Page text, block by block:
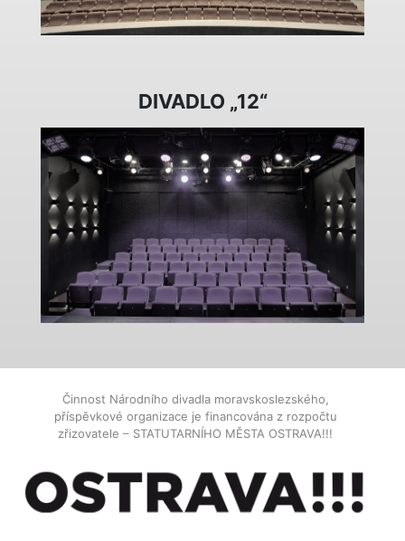
DIVADLO „12“
Činnost Národního divadla moravskoslezského,
příspěvkové organizace je financována z rozpočtu
zřizovatele – STATUTARNÍHO MĚSTA OSTRAVA!!!